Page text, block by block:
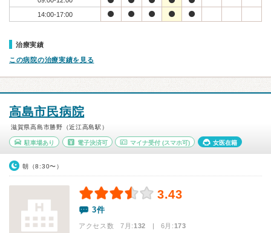
14:00-17:00
治療実績
この病院の治療実績を見る
高島市民病院
滋賀県高島市勝野（近江高島駅）
駐車場あり 電子決済可 マイナ受付 (スマホ可) 女医在籍
朝（8:30〜）
3.43
3件
アクセス数 7月:132 | 6月:173